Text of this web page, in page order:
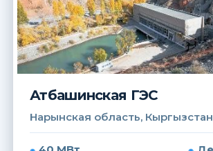
Атбашинская ГЭС
Нарынская область, Кыргызстан